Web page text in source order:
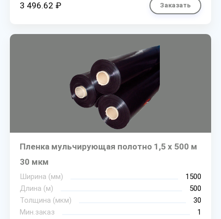
3 496.62 ₽ Заказать
Пленка мульчирующая полотно 1,5 х 500 м
30 мкм
Ширина (мм)
1500
Длина (м)
500
Толщина (мкм)
30
Мин.заказ
1